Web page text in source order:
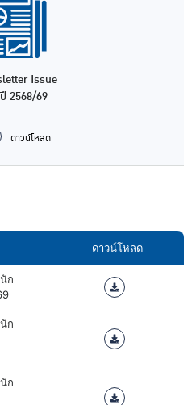
Issue
2568/69
ดาวน์โหลด
ดาวน์โหลด
ก
ก
ก